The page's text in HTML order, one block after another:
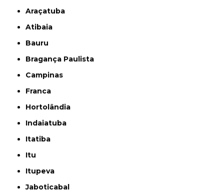
Araçatuba
Atibaia
Bauru
Bragança Paulista
Campinas
Franca
Hortolândia
Indaiatuba
Itatiba
Itu
Itupeva
Jaboticabal